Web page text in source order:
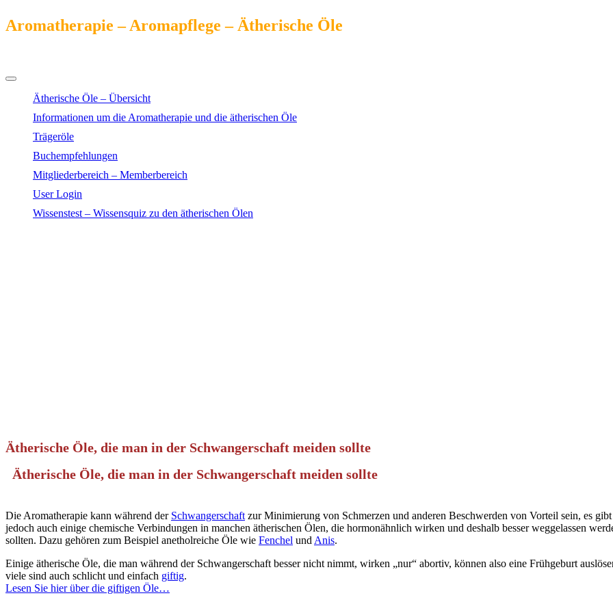
Aromatherapie – Aromapflege – Ätherische Öle
Ätherische Öle – Übersicht
Informationen um die Aromatherapie und die ätherischen Öle
Trägeröle
Buchempfehlungen
Mitgliederbereich – Memberbereich
User Login
Wissenstest – Wissensquiz zu den ätherischen Ölen
Ätherische Öle, die man in der Schwangerschaft meiden sollte
Ätherische Öle, die man in der Schwangerschaft meiden sollte
Die Aromatherapie kann während der Schwangerschaft zur Minimierung von Schmerzen und anderen Beschwerden von Vorteil sein, es gibt
jedoch auch einige chemische Verbindungen in manchen ätherischen Ölen, die hormonähnlich wirken und deshalb besser weggelassen
sollten. Dazu gehören zum Beispiel anetholreiche Öle wie Fenchel und Anis.
Einige ätherische Öle, die man während der Schwangerschaft besser nicht nimmt, wirken „nur“ abortiv, können also eine Frühgeburt
viele sind auch schlicht und einfach giftig.
Lesen Sie hier über die giftigen Öle…